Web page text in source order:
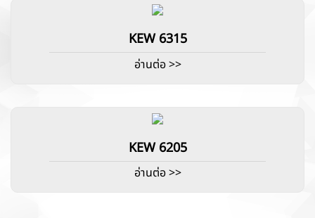
KEW 6315
อ่านต่อ >>
KEW 6205
อ่านต่อ >>